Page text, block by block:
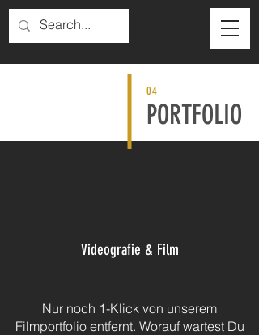
04
PORTFOLIO
Videografie & Film
Nur noch 1-Klick von unserem
Filmportfolio entfernt. Worauf wartest Du